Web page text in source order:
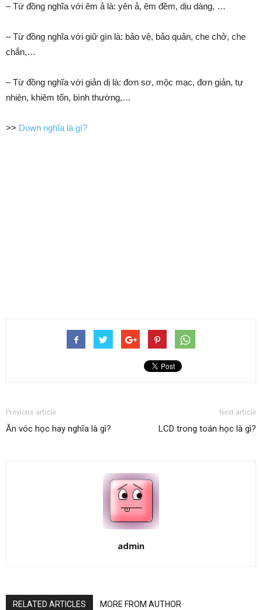
– Từ đồng nghĩa với êm ả là: yên ả, êm đềm, dịu dàng, …
– Từ đồng nghĩa với giữ gìn là: bảo vệ, bảo quản, che chở, che
chắn,…
– Từ đồng nghĩa với giản dị là: đơn sơ, mộc mạc, đơn giản, tự
nhiên, khiêm tốn, bình thường,…
>> Down nghĩa là gì?
Previous article
Ăn vóc học hay nghĩa là gì?
Next article
LCD trong toán học là gì?
admin
RELATED ARTICLES MORE FROM AUTHOR